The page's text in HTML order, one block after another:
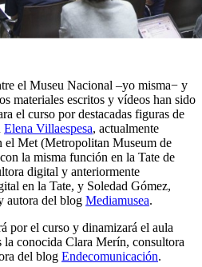
el Museu Nacional –yo misma− y
materiales escritos y vídeos han sido
el curso por destacadas figuras de
Elena Villaespesa, actualmente
el Met (Metropolitan Museum de
la misma función en la Tate de
digital y anteriormente
en la Tate, y Soledad Gómez,
autora del blog Mediamusea.
por el curso y dinamizará el aula
la conocida Clara Merín, consultora
del blog Endecomunicación.